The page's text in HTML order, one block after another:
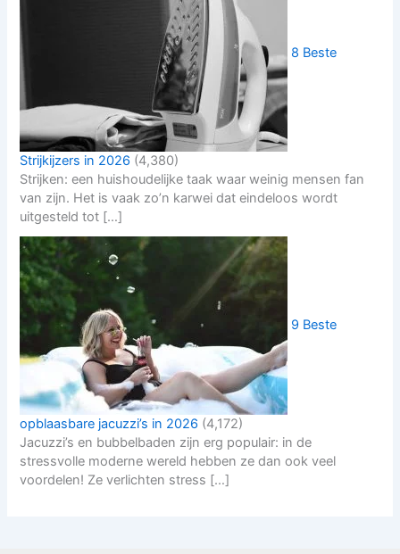
8 Beste
Strijkijzers in 2026 (4,380)
Strijken: een huishoudelijke taak waar weinig mensen fan
van zijn. Het is vaak zo’n karwei dat eindeloos wordt
uitgesteld tot […]
9 Beste
opblaasbare jacuzzi’s in 2026 (4,172)
Jacuzzi’s en bubbelbaden zijn erg populair: in de
stressvolle moderne wereld hebben ze dan ook veel
voordelen! Ze verlichten stress […]